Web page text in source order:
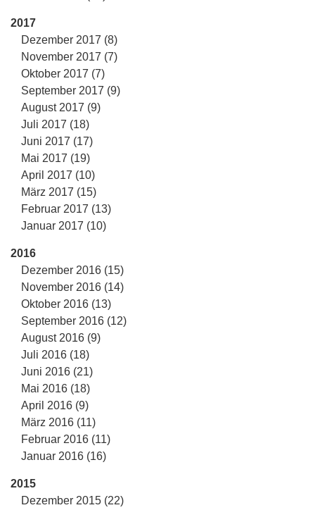
2017
Dezember 2017 (8)
November 2017 (7)
Oktober 2017 (7)
September 2017 (9)
August 2017 (9)
Juli 2017 (18)
Juni 2017 (17)
Mai 2017 (19)
April 2017 (10)
März 2017 (15)
Februar 2017 (13)
Januar 2017 (10)
2016
Dezember 2016 (15)
November 2016 (14)
Oktober 2016 (13)
September 2016 (12)
August 2016 (9)
Juli 2016 (18)
Juni 2016 (21)
Mai 2016 (18)
April 2016 (9)
März 2016 (11)
Februar 2016 (11)
Januar 2016 (16)
2015
Dezember 2015 (22)